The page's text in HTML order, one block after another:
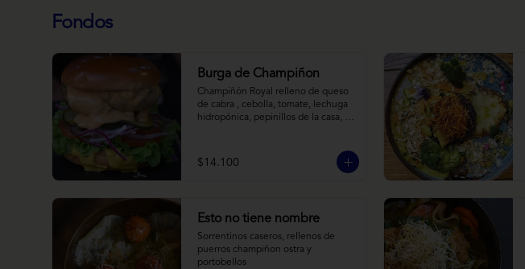
Fondos
Burga de Champiñon
Champiñón Royal relleno de queso
de cabra , cebolla, tomate, lechuga
hidropónica, pepinillos de la casa,
horneadas.
$14.100
Esto no tiene nombre
Sorrentinos caseros, rellenos de
puerros champiñon ostra y
portobellos